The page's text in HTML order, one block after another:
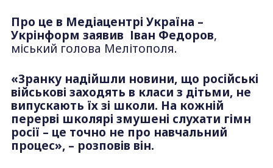
Про це в Медіацентрі Україна –
Укрінформ заявив Іван Федоров,
міський голова Мелітополя.
«Зранку надійшли новини, що російські
військові заходять в класи з дітьми, не
випускають їх зі школи. На кожній
перерві школярі змушені слухати гімн
росії – це точно не про навчальний
процес», – розповів він.